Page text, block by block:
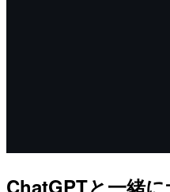
ChatGPTと一緒